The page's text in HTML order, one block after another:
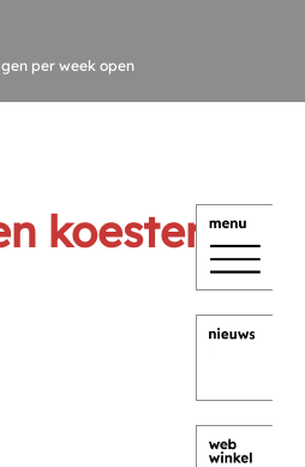
per week open
koester